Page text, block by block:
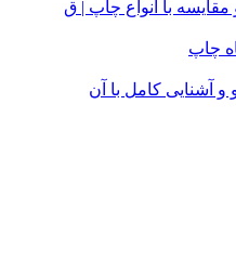
چاپ
آشنایی کامل با آن